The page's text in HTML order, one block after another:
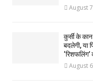
August
कुर्सी के
बदलेगी, या
‘रिशफलिंग’
August